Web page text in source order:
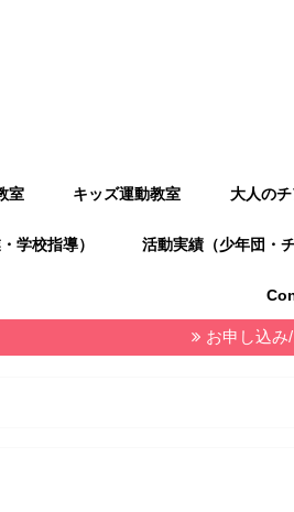
室 キッズ運動教室 大人の
学校指導） 活動実績（少年団・チ
お申し込み